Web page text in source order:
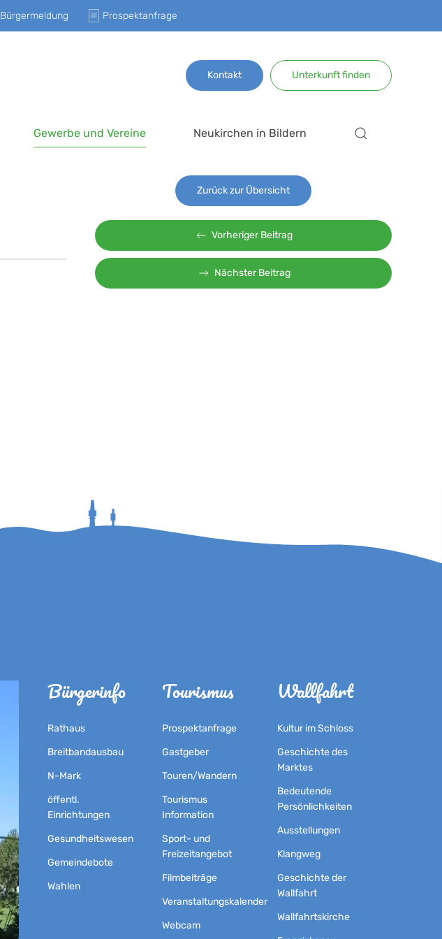
Bürgermeldung Prospektanfrage
Kontakt Unterkunft finden
Gewerbe und Vereine Neukirchen in Bildern
Zurück zur Übersicht
Vorheriger Beitrag
Nächster Beitrag
Bürgerinfo
Rathaus
Breitbandausbau
N-Mark
öffentl.
Einrichtungen
Gesundheitswesen
Gemeindebote
Wahlen
Tourismus
Prospektanfrage
Gastgeber
Touren/Wandern
Tourismus
Information
Sport- und
Freizeitangebot
Filmbeiträge
Veranstaltungskalender
Webcam
Wallfahrt
Kultur im Schloss
Geschichte des
Marktes
Bedeutende
Persönlichkeiten
Ausstellungen
Klangweg
Geschichte der
Wallfahrt
Wallfahrtskirche